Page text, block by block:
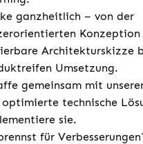
ganzheitlich – von der
Konzeption
Architekturskizze
Umsetzung.
gemeinsam mit
optimierte technische
sie.
für